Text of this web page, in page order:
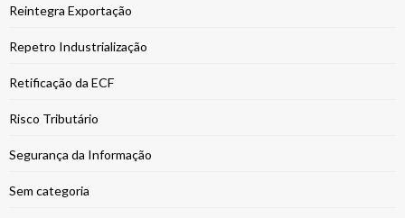
Reintegra Exportação
Repetro Industrialização
Retificação da ECF
Risco Tributário
Segurança da Informação
Sem categoria